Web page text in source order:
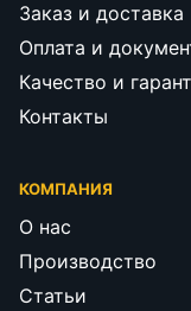
Заказ и доставка
Оплата и
Качество и
Контакты
КОМПАНИЯ
О нас
Производство
Статьи